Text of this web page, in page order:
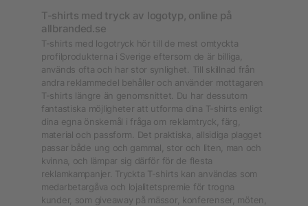
T-shirts med tryck av logotyp, online på
allbranded.se
T-shirts med logotryck hör till de mest omtyckta
profilprodukterna i Sverige eftersom de är billiga,
används ofta och har stor synlighet. Till skillnad från
andra reklammedel behåller och använder mottagaren
T-shirts längre än genomsnittet. Du har dessutom
fantastiska möjligheter att utforma dina T-shirts enligt
dina egna önskemål i fråga om reklamtryck, färg,
material och passform. Det praktiska, allsidiga plagget
passar både ung och gammal, stor och liten, man och
kvinna, och lämpar sig därför för de flesta
reklamkampanjer. Tryckta T-shirts kan användas som
medarbetargåva och lojalitetspremie för trogna
kunder, som giveaway på mässor, konferenser, möten,